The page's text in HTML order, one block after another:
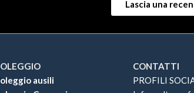
Lascia una
ausili
CONTATTI
PROFILI